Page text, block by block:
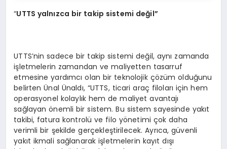
“UTTS yalnızca bir takip sistemi değil”
UTTS’nin sadece bir takip sistemi değil, aynı zamanda
işletmelerin zamandan ve maliyetten tasarruf
etmesine yardımcı olan bir teknolojik çözüm olduğunu
belirten Ünal Ünaldı, “UTTS, ticari araç filoları için hem
operasyonel kolaylık hem de maliyet avantajı
sağlayan önemli bir sistem. Bu sistem sayesinde yakıt
takibi, fatura kontrolü ve filo yönetimi çok daha
verimli bir şekilde gerçekleştirilecek. Ayrıca, güvenli
yakıt ikmali sağlanarak işletmelerin kayıt dışı